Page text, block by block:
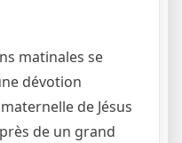
matinales se
dévotion
de Jésus
de un grand